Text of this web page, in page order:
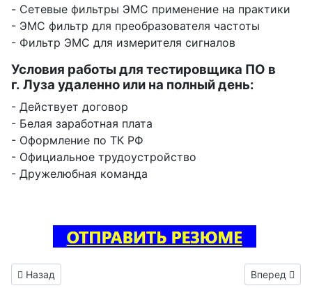
- Сетевые фильтры ЭМС применение на практики
- ЭМС фильтр для преобразователя частоты
- Фильтр ЭМС для измерителя сигналов
Условия работы для тестировщика ПО в
г. Луза удаленно или на полный день:
- Действует договор
- Белая заработная плата
- Оформление по ТК РФ
- Официальное трудоустройство
- Дружелюбная команда
Предыдущий: Тестировщик ПО вакансия Губкинский
Назад Следующий:
Вперед